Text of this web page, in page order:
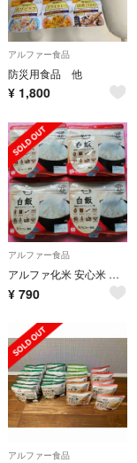
アルファー食品
防災用食品 他
¥ 1,800
アルファー食品
アルファ化米 安心米 白飯4袋セット非常食介護食健康食お米尾西アウトドア携帯食
¥ 790
アルファー食品